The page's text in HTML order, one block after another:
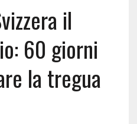
il
60 giorni
la tregua